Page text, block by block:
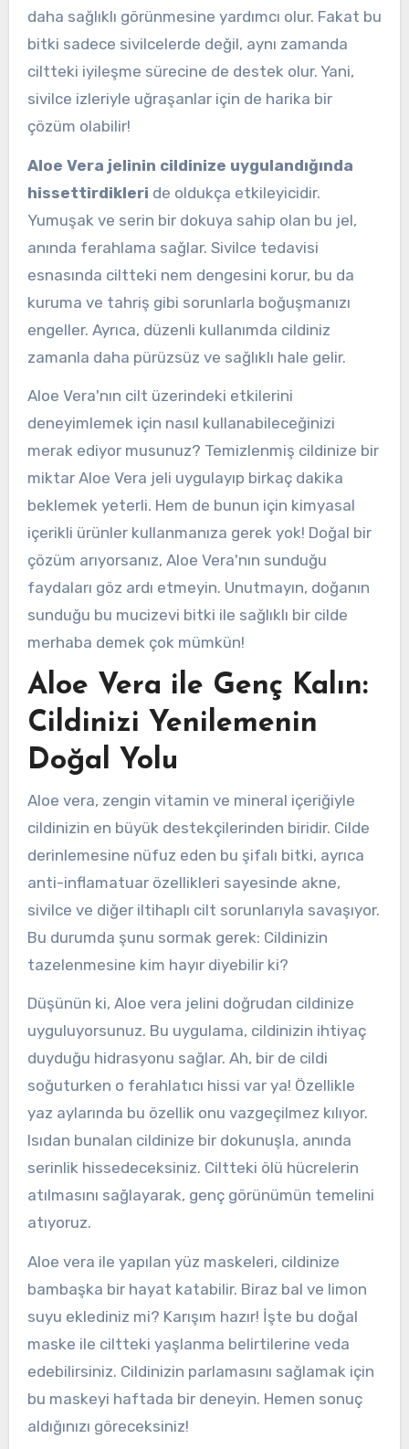
daha sağlıklı görünmesine yardımcı olur. Fakat bu
bitki sadece sivilcelerde değil, aynı zamanda
ciltteki iyileşme sürecine de destek olur. Yani,
sivilce izleriyle uğraşanlar için de harika bir
çözüm olabilir!
Aloe Vera jelinin cildinize uygulandığında
hissettirdikleri de oldukça etkileyicidir.
Yumuşak ve serin bir dokuya sahip olan bu jel,
anında ferahlama sağlar. Sivilce tedavisi
esnasında ciltteki nem dengesini korur, bu da
kuruma ve tahriş gibi sorunlarla boğuşmanızı
engeller. Ayrıca, düzenli kullanımda cildiniz
zamanla daha pürüzsüz ve sağlıklı hale gelir.
Aloe Vera'nın cilt üzerindeki etkilerini
deneyimlemek için nasıl kullanabileceğinizi
merak ediyor musunuz? Temizlenmiş cildinize bir
miktar Aloe Vera jeli uygulayıp birkaç dakika
beklemek yeterli. Hem de bunun için kimyasal
içerikli ürünler kullanmanıza gerek yok! Doğal bir
çözüm arıyorsanız, Aloe Vera'nın sunduğu
faydaları göz ardı etmeyin. Unutmayın, doğanın
sunduğu bu mucizevi bitki ile sağlıklı bir cilde
merhaba demek çok mümkün!
Aloe Vera ile Genç Kalın:
Cildinizi Yenilemenin
Doğal Yolu
Aloe vera, zengin vitamin ve mineral içeriğiyle
cildinizin en büyük destekçilerinden biridir. Cilde
derinlemesine nüfuz eden bu şifalı bitki, ayrıca
anti-inflamatuar özellikleri sayesinde akne,
sivilce ve diğer iltihaplı cilt sorunlarıyla savaşıyor.
Bu durumda şunu sormak gerek: Cildinizin
tazelenmesine kim hayır diyebilir ki?
Düşünün ki, Aloe vera jelini doğrudan cildinize
uyguluyorsunuz. Bu uygulama, cildinizin ihtiyaç
duyduğu hidrasyonu sağlar. Ah, bir de cildi
soğuturken o ferahlatıcı hissi var ya! Özellikle
yaz aylarında bu özellik onu vazgeçilmez kılıyor.
Isıdan bunalan cildinize bir dokunuşla, anında
serinlik hissedeceksiniz. Ciltteki ölü hücrelerin
atılmasını sağlayarak, genç görünümün temelini
atıyoruz.
Aloe vera ile yapılan yüz maskeleri, cildinize
bambaşka bir hayat katabilir. Biraz bal ve limon
suyu eklediniz mi? Karışım hazır! İşte bu doğal
maske ile ciltteki yaşlanma belirtilerine veda
edebilirsiniz. Cildinizin parlamasını sağlamak için
bu maskeyi haftada bir deneyin. Hemen sonuç
aldığınızı göreceksiniz!